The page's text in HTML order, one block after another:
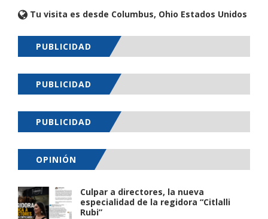
Tu visita es desde Columbus, Ohio Estados Unidos
PUBLICIDAD
PUBLICIDAD
PUBLICIDAD
OPINIÓN
Culpar a directores, la nueva
especialidad de la regidora “Citlalli
Rubi”